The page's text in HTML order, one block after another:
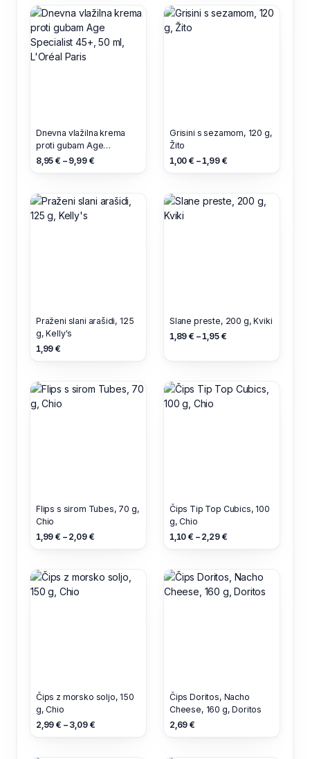
Dnevna vlažilna krema
proti gubam Age
Specialist 45+, 50 ml,
8,95 € – 9,99 €
Grisini s sezamom, 120 g,
Žito
1,00 € – 1,99 €
Praženi slani arašidi, 125
g, Kelly's
1,99 €
Slane preste, 200 g, Kviki
1,89 € – 1,95 €
Flips s sirom Tubes, 70 g,
Chio
1,99 € – 2,09 €
Čips Tip Top Cubics, 100
g, Chio
1,10 € – 2,29 €
Čips z morsko soljo, 150
g, Chio
2,99 € – 3,09 €
Čips Doritos, Nacho
Cheese, 160 g, Doritos
2,69 €